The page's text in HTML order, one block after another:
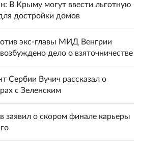
В Крыму могут ввести льготную
достройки домов
экс-главы МИД Венгрии
дело о взяточничестве
Сербии Вучич рассказал о
с Зеленским
заявил о скором финале карьеры